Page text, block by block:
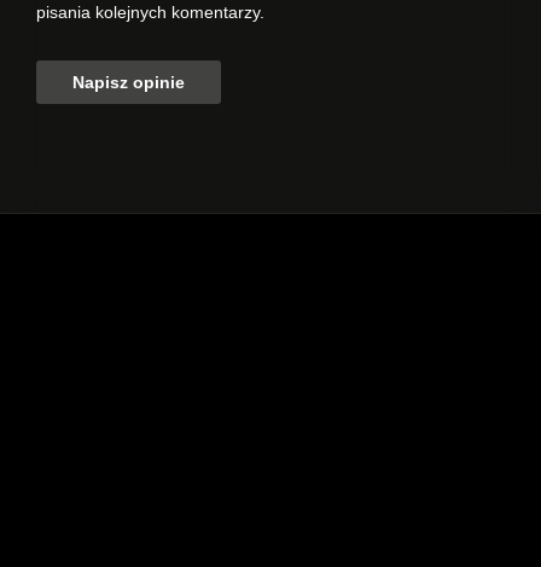
pisania kolejnych komentarzy.